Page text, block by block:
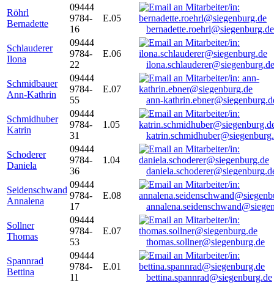
Röhrl
Bernadette
09444
9784-
16
E.05
bernadette.roehrl@siegenburg.de
Schlauderer
Ilona
09444
9784-
22
E.06
ilona.schlauderer@siegenburg.de
Schmidbauer
Ann-Kathrin
09444
9784-
55
E.07
ann-
Schmidhuber
Katrin
09444
9784-
31
1.05
Schoderer
Daniela
09444
9784-
36
1.04
Seidenschwand
Annalena
09444
9784-
17
E.08
Sollner
Thomas
09444
9784-
53
E.07
thomas.sollner@siegenburg.de
Spannrad
Bettina
09444
9784-
11
E.01
bettina.spannrad@siegenburg.de